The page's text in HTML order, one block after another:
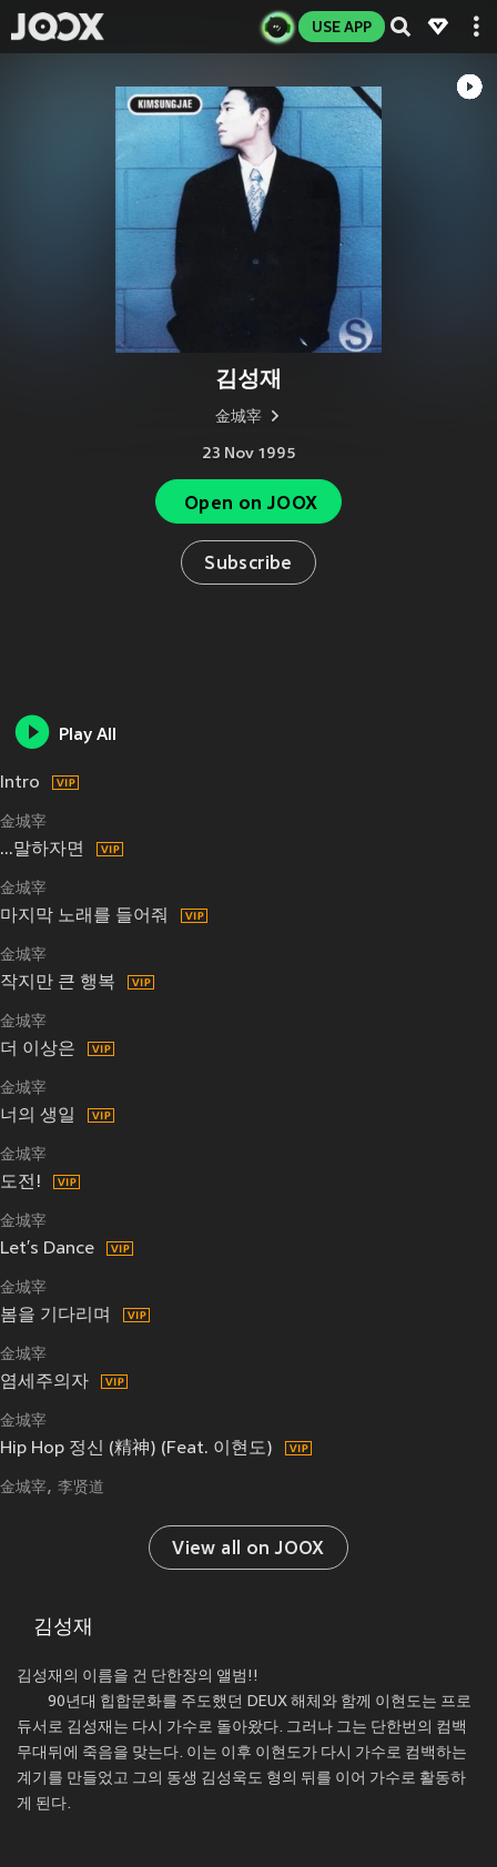
USE APP
김성재
金城宰
23 Nov 1995
Open on JOOX
Subscribe
Play All
Intro
金城宰
...말하자면
金城宰
마지막 노래를 들어줘
金城宰
작지만 큰 행복
金城宰
더 이상은
金城宰
너의 생일
金城宰
도전!
金城宰
Let′s Dance
金城宰
봄을 기다리며
金城宰
염세주의자
金城宰
Hip Hop 정신 (精神) (Feat. 이현도)
金城宰 李贤道
View all on JOOX
김성재
김성재의 이름을 건 단한장의 앨범!!
90년대 힙합문화를 주도했던 DEUX 해체와 함께 이현도는 프로
듀서로 김성재는 다시 가수로 돌아왔다. 그러나 그는 단한번의 컴백
무대뒤에 죽음을 맞는다. 이는 이후 이현도가 다시 가수로 컴백하는
계기를 만들었고 그의 동생 김성욱도 형의 뒤를 이어 가수로 활동하
게 된다.